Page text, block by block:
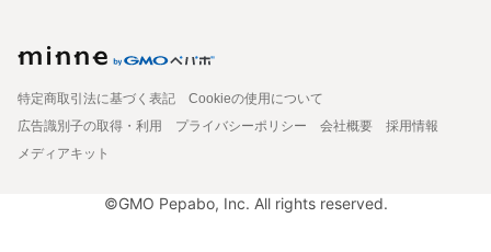
特定商取引法に基づく表記
Cookieの使用について
広告識別子の取得・利用
プライバシーポリシー 会社概要
採用情報
メディアキット
©GMO Pepabo, Inc. All rights reserved.